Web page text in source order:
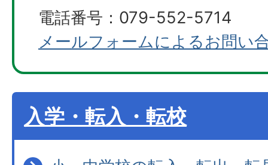
電話番号：079-552-5714
メールフォームによるお問い
入学・転入・転校